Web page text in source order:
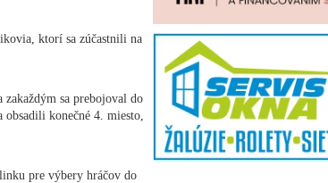
ktorí sa zúčastnili na
sa prebojoval do
konečné 4. miesto,
pre výbery hráčov do